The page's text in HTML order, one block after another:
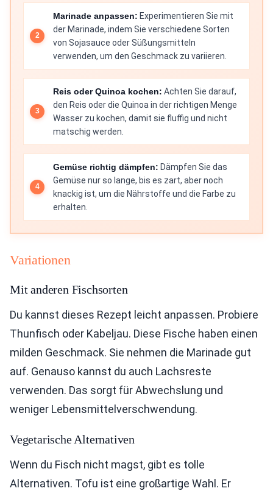
Marinade anpassen: Experimentieren Sie mit
der Marinade, indem Sie verschiedene Sorten
von Sojasauce oder Süßungsmitteln
verwenden, um den Geschmack zu variieren.
Reis oder Quinoa kochen: Achten Sie darauf,
den Reis oder die Quinoa in der richtigen Menge
Wasser zu kochen, damit sie fluffig und nicht
matschig werden.
Gemüse richtig dämpfen: Dämpfen Sie das
Gemüse nur so lange, bis es zart, aber noch
knackig ist, um die Nährstoffe und die Farbe zu
erhalten.
Variationen
Mit anderen Fischsorten
Du kannst dieses Rezept leicht anpassen. Probiere
Thunfisch oder Kabeljau. Diese Fische haben einen
milden Geschmack. Sie nehmen die Marinade gut
auf. Genauso kannst du auch Lachsreste
verwenden. Das sorgt für Abwechslung und
weniger Lebensmittelverschwendung.
Vegetarische Alternativen
Wenn du Fisch nicht magst, gibt es tolle
Alternativen. Tofu ist eine großartige Wahl. Er